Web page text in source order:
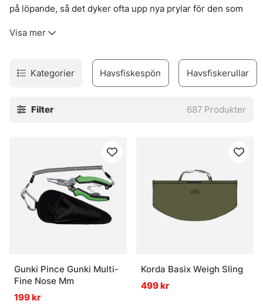
på löpande, så det dyker ofta upp nya prylar för den som
vatten.
ska ner där fisken står. Här finns sådant som funkar när
förhållandena blir lite råa, lite stökiga, och när man vill ha
också, för där kan det ligga fina prisvärda fynd som lätt
Vanliga frågor om havsfiske
Vad behövs för havsfiske?
Visa mer
Kategorier Havsfiskespön Havsfiskerullar
Filter 687 Produkter
Gunki Pince Gunki Multi-
Fine Nose Mm
199 kr
Korda Basix Weigh Sling
499 kr